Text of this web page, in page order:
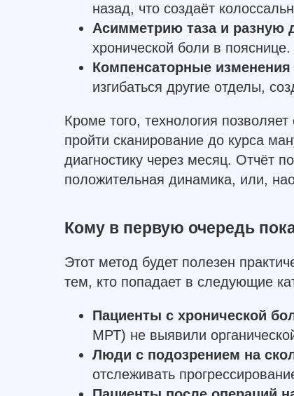
назад, что создаёт
Асимметрию таза и разную
хронической боли в пояснице.
Компенсаторные изменения
изгибаться другие отделы,
Кроме того, технология
пройти сканирование до курса
диагностику через месяц. Отчёт
положительная динамика, или,
Кому в первую очередь
Этот метод будет полезен
тем, кто попадает в следующие
Пациенты с хронической
МРТ) не выявили
Люди с подозрением на
отслеживать